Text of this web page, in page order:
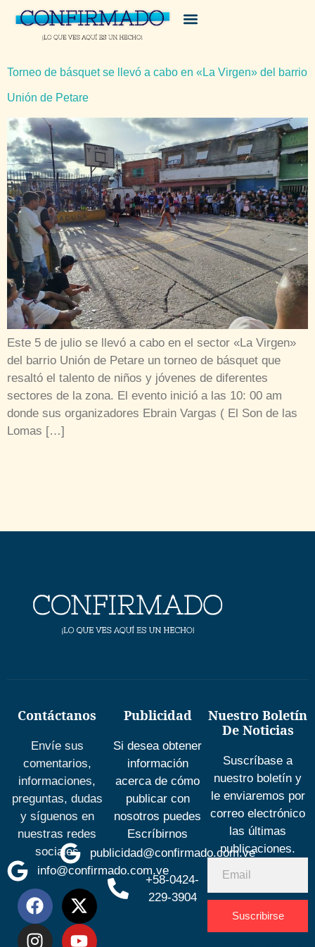
Torneo de básquet se llevó a cabo en «La Virgen» del barrio
Unión de Petare
Este 5 de julio se llevó a cabo en el sector «La Virgen»
del barrio Unión de Petare un torneo de básquet que
resaltó el talento de niños y jóvenes de diferentes
sectores de la zona. El evento inició a las 10: 00 am
donde sus organizadores Ebrain Vargas ( El Son de las
Lomas […]
Contáctanos
Envíe sus
comentarios,
informaciones,
preguntas, dudas
y síguenos en
nuestras redes
sociales
info@confirmado.com.ve
Publicidad
Si desea obtener
información
acerca de cómo
publicar con
nosotros puedes
Escríbirnos
publicidad@confirmado.com.ve
+58-0424-
229-3904
Nuestro Boletín
De Noticias
Suscríbase a
nuestro boletín y
le enviaremos por
correo electrónico
las últimas
publicaciones.
Suscribirse